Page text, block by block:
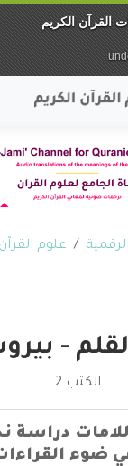
علوم
-
الكتب 2
دراسة
ضوء
القرآن الكريم